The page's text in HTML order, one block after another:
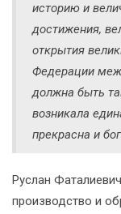
историю и
достижения,
открытия
Федерации
должна быть
возникала
прекрасна и
Руслан
производство и